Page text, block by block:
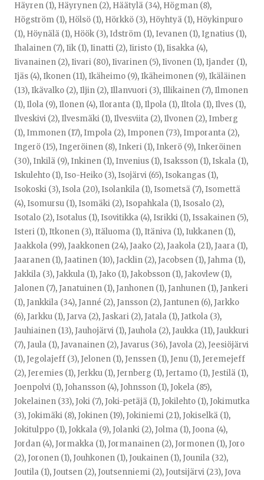
Häyren (1), Häyrynen (2), Häätylä (34), Högman (8),
Högström (1), Hölsö (1), Hörkkö (3), Höyhtyä (1), Höykinpuro
(1), Höynälä (1), Höök (3), Idström (1), Ievanen (1), Ignatius (1),
Ihalainen (7), Iik (1), Iinatti (2), Iiristo (1), Iisakka (4),
Iivanainen (2), Iivari (80), Iivarinen (5), Iivonen (1), Ijander (1),
Ijäs (4), Ikonen (11), Ikäheimo (9), Ikäheimonen (9), Ikäläinen
(13), Ikävalko (2), Iljin (2), Illanvuori (3), Illikainen (7), Ilmonen
(1), Ilola (9), Ilonen (4), Iloranta (1), Ilpola (1), Iltola (1), Ilves (1),
Ilveskivi (2), Ilvesmäki (1), Ilvesviita (2), Ilvonen (2), Imberg
(1), Immonen (17), Impola (2), Imponen (73), Imporanta (2),
Ingerö (15), Ingeröinen (8), Inkeri (1), Inkerö (9), Inkeröinen
(30), Inkilä (9), Inkinen (1), Invenius (1), Isaksson (1), Iskala (1),
Iskulehto (1), Iso-Heiko (3), Isojärvi (65), Isokangas (1),
Isokoski (3), Isola (20), Isolankila (1), Isometsä (7), Isomettä
(4), Isomursu (1), Isomäki (2), Isopahkala (1), Isosalo (2),
Isotalo (2), Isotalus (1), Isovitikka (4), Isrikki (1), Issakainen (5),
Isteri (1), Itkonen (3), Itäluoma (1), Itäniva (1), Iukkanen (1),
Jaakkola (99), Jaakkonen (24), Jaako (2), Jaakola (21), Jaara (1),
Jaaranen (1), Jaatinen (10), Jacklin (2), Jacobsen (1), Jahma (1),
Jakkila (3), Jakkula (1), Jako (1), Jakobsson (1), Jakovlew (1),
Jalonen (7), Janatuinen (1), Janhonen (1), Janhunen (1), Jankeri
(1), Jankkila (34), Janné (2), Jansson (2), Jantunen (6), Jarkko
(6), Jarkku (1), Jarva (2), Jaskari (2), Jatala (1), Jatkola (3),
Jauhiainen (13), Jauhojärvi (1), Jauhola (2), Jaukka (11), Jaukkuri
(7), Jaula (1), Javanainen (2), Javarus (36), Javola (2), Jeesiöjärvi
(1), Jegolajeff (3), Jelonen (1), Jenssen (1), Jenu (1), Jeremejeff
(2), Jeremies (1), Jerkku (1), Jernberg (1), Jertamo (1), Jestilä (1),
Joenpolvi (1), Johansson (4), Johnsson (1), Jokela (85),
Jokelainen (33), Joki (7), Joki-petäjä (1), Jokilehto (1), Jokimutka
(3), Jokimäki (8), Jokinen (19), Jokiniemi (21), Jokiselkä (1),
Jokitulppo (1), Jokkala (9), Jolanki (2), Jolma (1), Joona (4),
Jordan (4), Jormakka (1), Jormanainen (2), Jormonen (1), Joro
(2), Joronen (1), Jouhkonen (1), Joukainen (1), Jounila (32),
Joutila (1), Joutsen (2), Joutsenniemi (2), Joutsijärvi (23), Jova